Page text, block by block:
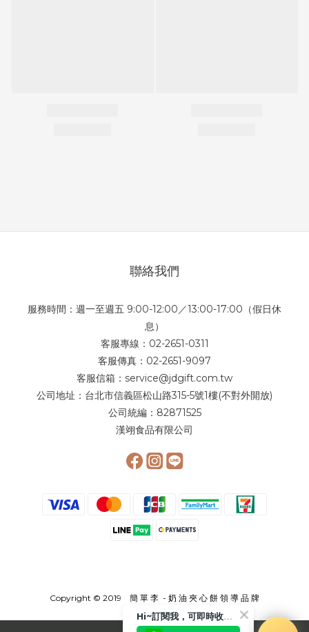
聯絡我們
服務時間：週一至週五 9:00-12:00／13:00-17:00（假日休
息）
客服專線：02-2651-0311
客服傳真：02-2651-9097
客服信箱：service@jdgift.com.tw
公司地址：台北市信義區松山路315-5號1樓(不對外開放)
公司統編：82871525
漢翊食品有限公司
Copyright © 2019 簡 單 李 - 奶 油 夾 心 餅 領 導 品 牌
Hi~訂閱我，可即時收到更多相關優惠或是折扣活動喲!!😉